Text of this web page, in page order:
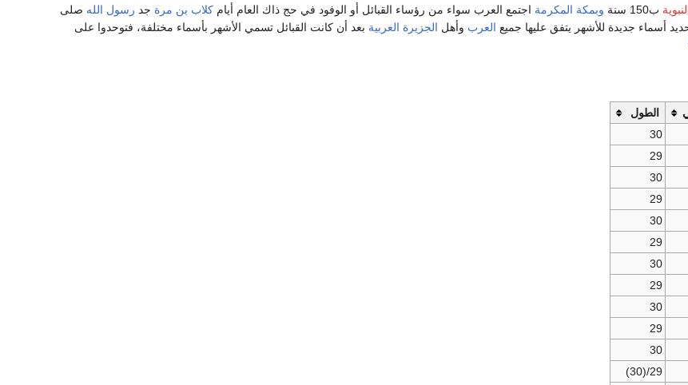
ب150 سنة وبمكة المكرمة اجتمع العرب سواء من رؤساء القبائل أو الوفود في حج ذاك العام أيام كلاب بن مرة جد رسول الله صلى
أسماء جديدة للأشهر يتفق عليها جميع العرب وأهل الجزيرة العربية بعد أن كانت القبائل تسمي الأشهر بأسماء مختلفة، فتوحدوا على
الطول
30
29
30
29
30
29
30
29
30
29
30
29/(30)